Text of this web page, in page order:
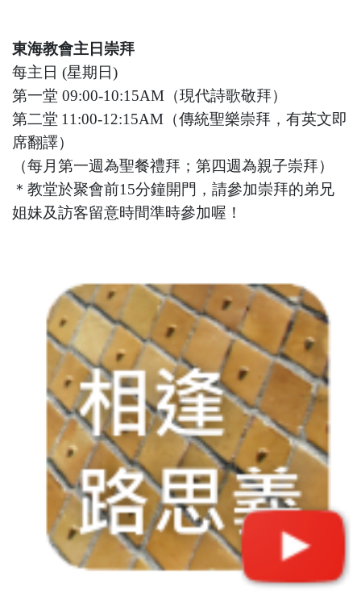
東海教會主日崇拜
每主日 (星期日)
第一堂 09:00-10:15AM（現代詩歌敬拜）
第二堂 11:00-12:15AM（傳統聖樂崇拜，有英文即
席翻譯）
（每月第一週為聖餐禮拜；第四週為親子崇拜）
＊教堂於聚會前15分鐘開門，請參加崇拜的弟兄
姐妹及訪客留意時間準時參加喔！